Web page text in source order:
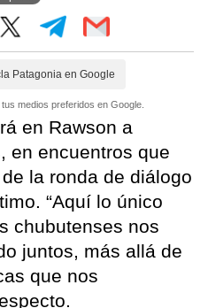
Patagonia en Google
medios preferidos en Google.
en Rawson a
en encuentros que
la ronda de diálogo
“Aquí lo único
chubutenses nos
juntos, más allá de
que nos